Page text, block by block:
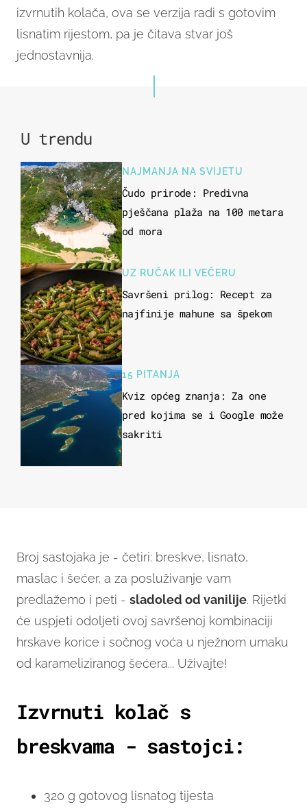
izvrnutih kolača, ova se verzija radi s gotovim
lisnatim rijestom, pa je čitava stvar još
jednostavnija.
U trendu
NAJMANJA NA SVIJETU
Čudo prirode: Predivna
pješčana plaža na 100 metara
od mora
UZ RUČAK ILI VEČERU
Savršeni prilog: Recept za
najfinije mahune sa špekom
15 PITANJA
Kviz općeg znanja: Za one
pred kojima se i Google može
sakriti
Broj sastojaka je - četiri: breskve, lisnato,
maslac i šećer, a za posluživanje vam
predlažemo i peti - sladoled od vanilije. Rijetki
će uspjeti odoljeti ovoj savršenoj kombinaciji
hrskave korice i sočnog voća u nježnom umaku
od karameliziranog šećera... Uživajte!
Izvrnuti kolač s
breskvama - sastojci:
320 g gotovog lisnatog tijesta